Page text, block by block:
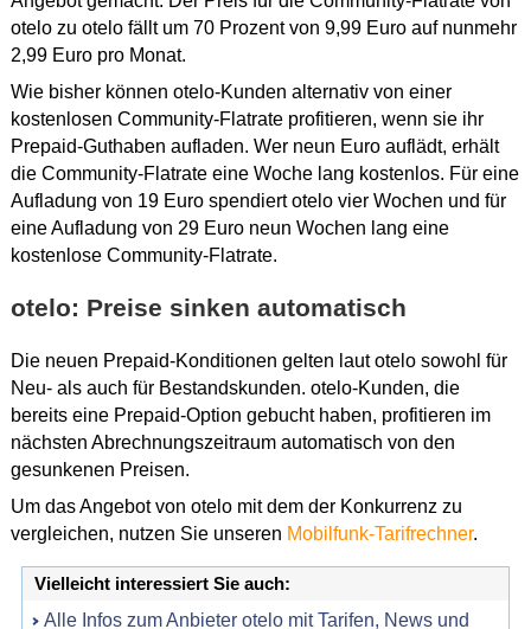
otelo zu otelo fällt um 70 Prozent von 9,99 Euro auf nunmehr
2,99 Euro pro Monat.
Wie bisher können otelo-Kunden alternativ von einer
kostenlosen Community-Flatrate profitieren, wenn sie ihr
Prepaid-Guthaben aufladen. Wer neun Euro auflädt, erhält
die Community-Flatrate eine Woche lang kostenlos. Für eine
Aufladung von 19 Euro spendiert otelo vier Wochen und für
eine Aufladung von 29 Euro neun Wochen lang eine
kostenlose Community-Flatrate.
otelo: Preise sinken automatisch
Die neuen Prepaid-Konditionen gelten laut otelo sowohl für
Neu- als auch für Bestandskunden. otelo-Kunden, die
bereits eine Prepaid-Option gebucht haben, profitieren im
nächsten Abrechnungszeitraum automatisch von den
gesunkenen Preisen.
Um das Angebot von otelo mit dem der Konkurrenz zu
vergleichen, nutzen Sie unseren Mobilfunk-Tarifrechner.
Vielleicht interessiert Sie auch:
Alle Infos zum Anbieter otelo mit Tarifen, News und